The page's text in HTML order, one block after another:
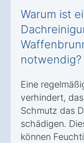
Warum ist
notwendig?
Eine
verhindert,
Schmutz das
schädigen.
können